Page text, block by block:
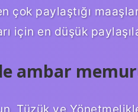
çok paylaştığı
için en düşük
ambar
Tüzük ve